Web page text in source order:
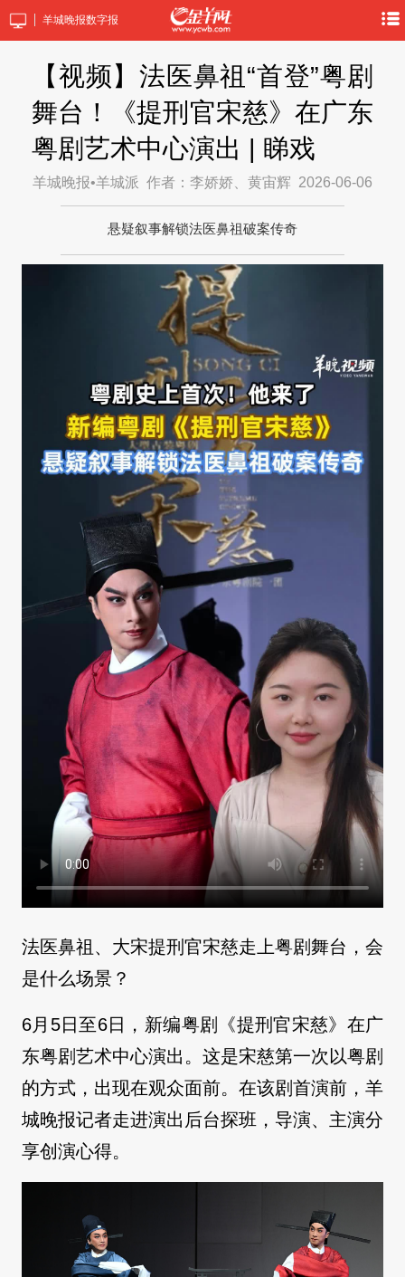
羊城晚报数字报
【视频】法医鼻祖“首登”粤剧
舞台！《提刑官宋慈》在广东
粤剧艺术中心演出 | 睇戏
羊城晚报•羊城派 作者：李娇娇、黄宙辉 2026-06-06
悬疑叙事解锁法医鼻祖破案传奇
法医鼻祖、大宋提刑官宋慈走上粤剧舞台，会
是什么场景？
6月5日至6日，新编粤剧《提刑官宋慈》在广
东粤剧艺术中心演出。这是宋慈第一次以粤剧
的方式，出现在观众面前。在该剧首演前，羊
城晚报记者走进演出后台探班，导演、主演分
享创演心得。